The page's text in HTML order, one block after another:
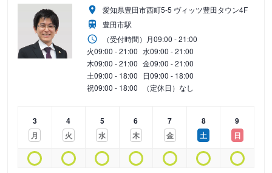
愛知県豊田市西町5-5 ヴィッツ豊田タウン4F
豊田市駅
（受付時間） 月09:00 - 21:00
火09:00 - 21:00 水09:00 - 21:00
木09:00 - 21:00 金09:00 - 21:00
土09:00 - 18:00 日09:00 - 18:00
祝09:00 - 18:00 （定休日）なし
3
月
4
火
5
水
6
木
7
金
8
土
9
日